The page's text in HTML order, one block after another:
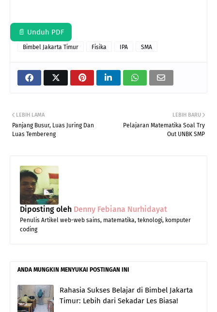
📄 Unduh PDF
Bimbel Jakarta Timur Fisika IPA SMA
LEBIH BARU
Pelajaran Matematika Soal Try
Out UNBK SMP
LEBIH LAMA
Panjang Busur, Luas Juring Dan
Luas Tembereng
Diposting oleh Denny Febiana Nurhidayat
Penulis Artikel web-web sains, matematika, teknologi, komputer
coding
ANDA MUNGKIN MENYUKAI POSTINGAN INI
Rahasia Sukses Belajar di Bimbel Jakarta
Timur: Lebih dari Sekadar Les Biasa!